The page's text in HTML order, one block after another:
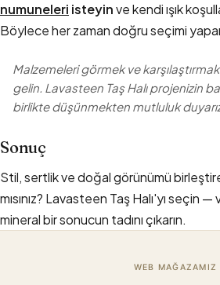
numuneleri isteyinve kendi ışık
Böylece her zaman doğru seçimi
Malzemeleri görmek ve
gelin. Lavasteen Taş Halı projenizin
birlikte düşünmekten mutluluk
Sonuç
Stil, sertlik ve doğal görünümü
mısınız? Lavasteen Taş Halı'yı seçin —
mineral bir sonucun tadını çıkarın.
WEB MAĞAZAMIZ